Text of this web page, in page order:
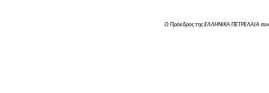
Ο Πρόεδρος της ΕΛΛΗΝΙΚΑ ΠΕΤΡΕΛΑΙΑ